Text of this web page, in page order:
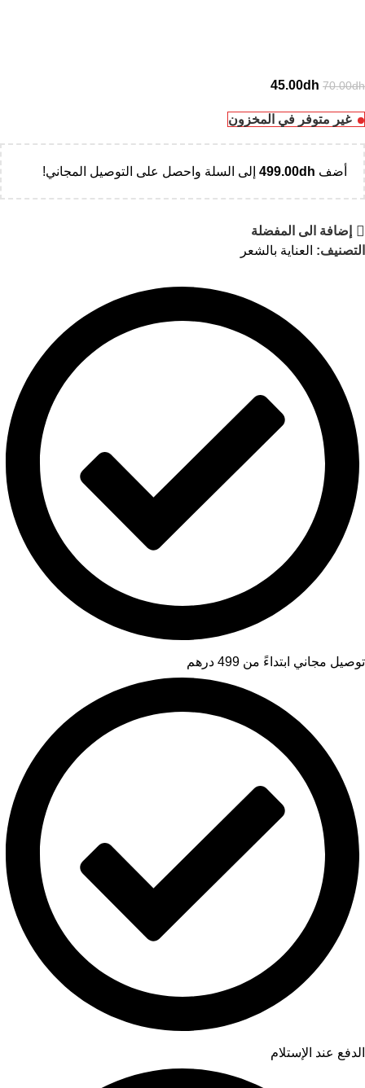
70.00dh
45.00dh
غير متوفر في المخزون
أضف 499.00dh إلى السلة واحصل على التوصيل المجاني!
إضافة الى المفضلة
التصنيف: العناية بالشعر
توصيل مجاني ابتداءً من 499 درهم
الدفع عند الإستلام